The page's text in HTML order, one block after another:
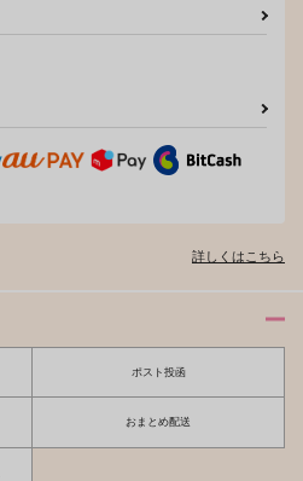
詳しくはこちら
ポスト投函
おまとめ配送